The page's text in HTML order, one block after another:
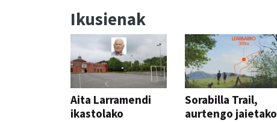
Ikusienak
Aita Larramendi
ikastolako
Sorabilla Trail,
aurtengo jaietako